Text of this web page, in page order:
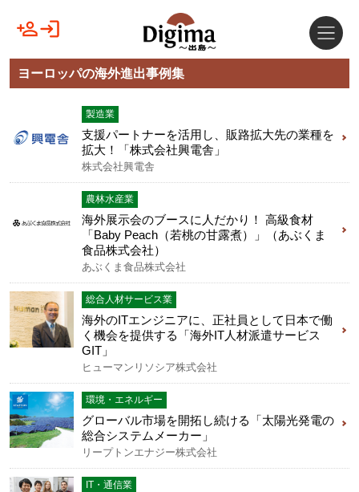
ヨーロッパの海外進出事例集
製造業
支援パートナーを活用し、販路拡大先の業種を
拡大！「株式会社興電舎」
株式会社興電舎
農林水産業
海外展示会のブースに人だかり！ 高級食材
「Baby Peach（若桃の甘露煮）」（あぶくま
食品株式会社）
あぶくま食品株式会社
総合人材サービス業
海外のITエンジニアに、正社員として日本で働
く機会を提供する「海外IT人材派遣サービス
GIT」
ヒューマンリソシア株式会社
環境・エネルギー
グローバル市場を開拓し続ける「太陽光発電の
総合システムメーカー」
リープトンエナジー株式会社
IT・通信業